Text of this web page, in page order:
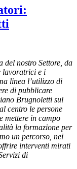
del nostro Settore, da
lavoratrici e i
linea l’utilizzo di
di pubblicare
Brugnoletti sul
centro le persone
mettere in campo
la formazione per
un percorso, nei
interventi mirati
di